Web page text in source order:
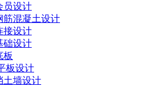
员设计
筋混凝土设计
接设计
础设计
板
板设计
土墙设计